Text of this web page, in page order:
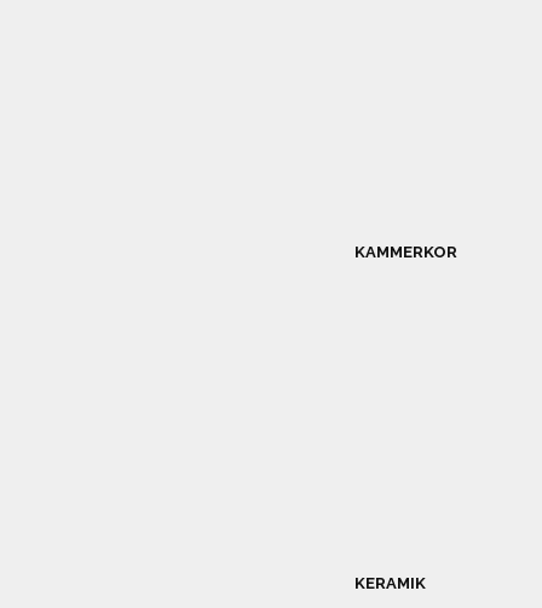
KAMMERKOR
KERAMIK